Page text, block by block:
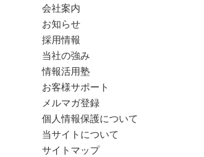
会社案内
お知らせ
採用情報
当社の強み
情報活用塾
お客様サポート
メルマガ登録
個人情報保護について
当サイトについて
サイトマップ